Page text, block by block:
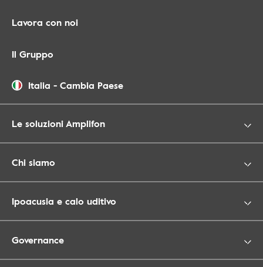
Lavora con noi
Il Gruppo
Italia - Cambia Paese
Le soluzioni Amplifon
Chi siamo
Ipoacusia e calo uditivo
Governance